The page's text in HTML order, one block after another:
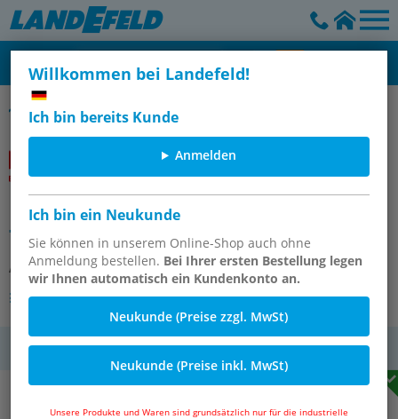
Willkommen bei Landefeld!
Ich bin bereits Kunde
Anmelden
Ich bin ein Neukunde
Sie können in unserem Online-Shop auch ohne
Anmeldung bestellen. Bei Ihrer ersten Bestellung legen
wir Ihnen automatisch ein Kundenkonto an.
Neukunde (Preise zzgl. MwSt)
Neukunde (Preise inkl. MwSt)
Unsere Produkte und Waren sind grundsätzlich nur für die industrielle
Kegelsenker / Entgratsenker 90°, DIN 335
HSS-G Kegelsenker 90°, DIN 335, 3,5
- 20,5 mm
Artikelnummer: BOHR KS 20,5 HSS
Andere Varianten des Artikels
MwSt.